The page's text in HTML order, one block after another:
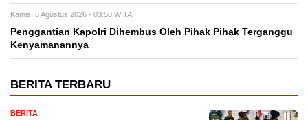
Kamis, 6 Agustus 2026 - 03:50 WITA
Penggantian Kapolri Dihembus Oleh Pihak Pihak Terganggu
Kenyamanannya
BERITA TERBARU
BERITA